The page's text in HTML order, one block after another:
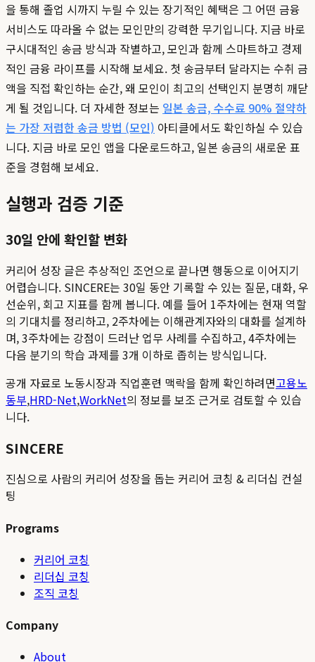
을 통해 졸업 시까지 누릴 수 있는 장기적인 혜택은 그 어떤 금융
서비스도 따라올 수 없는 모인만의 강력한 무기입니다. 지금 바로
구시대적인 송금 방식과 작별하고, 모인과 함께 스마트하고 경제
적인 금융 라이프를 시작해 보세요. 첫 송금부터 달라지는 수취 금
액을 직접 확인하는 순간, 왜 모인이 최고의 선택인지 분명히 깨닫
게 될 것입니다. 더 자세한 정보는 일본 송금, 수수료 90% 절약하
는 가장 저렴한 송금 방법 (모인) 아티클에서도 확인하실 수 있습
니다. 지금 바로 모인 앱을 다운로드하고, 일본 송금의 새로운 표
준을 경험해 보세요.
실행과 검증 기준
30일 안에 확인할 변화
커리어 성장 글은 추상적인 조언으로 끝나면 행동으로 이어지기
어렵습니다. SINCERE는 30일 동안 기록할 수 있는 질문, 대화, 우
선순위, 회고 지표를 함께 봅니다. 예를 들어 1주차에는 현재 역할
의 기대치를 정리하고, 2주차에는 이해관계자와의 대화를 설계하
며, 3주차에는 강점이 드러난 업무 사례를 수집하고, 4주차에는
다음 분기의 학습 과제를 3개 이하로 좁히는 방식입니다.
공개 자료로 노동시장과 직업훈련 맥락을 함께 확인하려면고용노
동부,HRD-Net,WorkNet의 정보를 보조 근거로 검토할 수 있습
니다.
SINCERE
진심으로 사람의 커리어 성장을 돕는 커리어 코칭 & 리더십 컨설
팅
Programs
커리어 코칭
리더십 코칭
조직 코칭
Company
About